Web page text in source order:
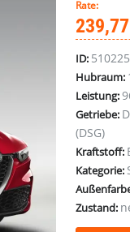
Rate:
ID: 510225
Hubraum:
Leistung:
Getriebe:
(DSG)
Kraftstoff:
Kategorie:
Zustand: